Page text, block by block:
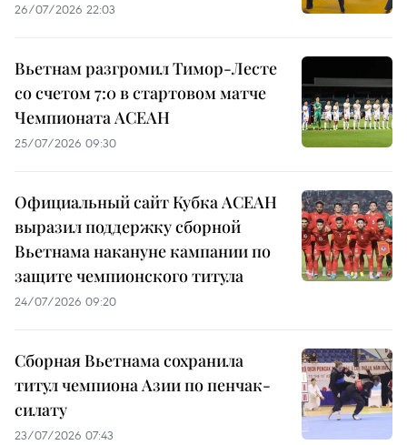
26/07/2026 22:03
Вьетнам разгромил Тимор-Лесте
со счетом 7:0 в стартовом матче
Чемпионата АСЕАН
25/07/2026 09:30
Официальный сайт Кубка АСЕАН
выразил поддержку сборной
Вьетнама накануне кампании по
защите чемпионского титула
24/07/2026 09:20
Сборная Вьетнама сохранила
титул чемпиона Азии по пенчак-
силату
23/07/2026 07:43